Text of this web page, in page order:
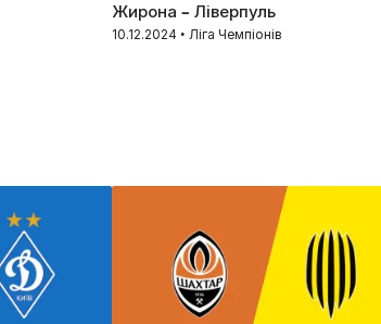
Жирона – Ліверпуль
10.12.2024 • Ліга Чемпіонів